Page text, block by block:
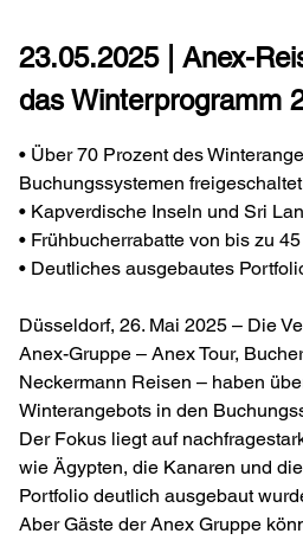
23.05.2025 | Anex-
das Winterprogramm
• Über 70 Prozent des
Buchungssystemen freigeschaltet
• Kapverdische Inseln und Sri
• Frühbucherrabatte von bis zu
• Deutliches ausgebautes
Düsseldorf, 26. Mai 2025 – Die
Anex-Gruppe – Anex Tour,
Neckermann Reisen – haben
Winterangebots in den
Der Fokus liegt auf
wie Ägypten, die Kanaren und
Portfolio deutlich ausgebaut
Aber Gäste der Anex Gruppe